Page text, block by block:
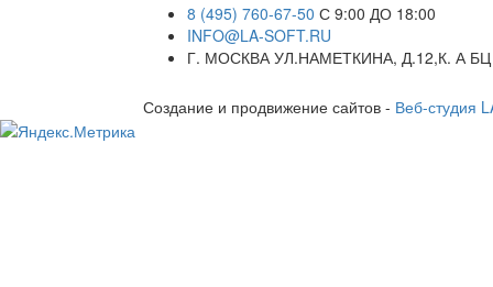
8 (495) 760-67-50 С 9:00 ДО 18:00
INFO@LA-SOFT.RU
Г. МОСКВА УЛ.НАМЕТКИНА, Д.12,К. А
Создание и продвижение сайтов - Веб-студия